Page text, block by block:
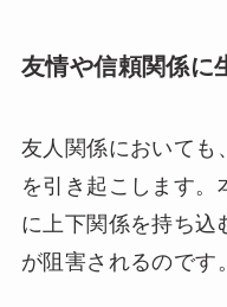
友情や信頼関係に
友人関係においても
を引き起こします。
に上下関係を持ち込
が阻害されるのです。